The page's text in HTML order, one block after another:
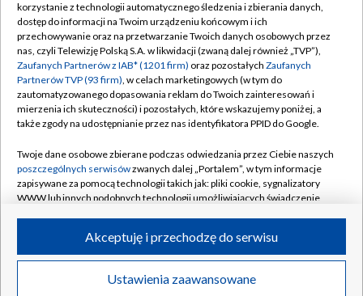
TVP
Abonament TVP
Emisja w TVP
Centrum informacji TVP
Naziemna Telewizja Cyfrowa
Rada Programowa
System NOS
Informacje o nadawcy
Program dla prasy
Regulamin TVP
Polityka prywatności
Moje zgody
Pomoc
Kontakt
Kanały
©2026 Telewizja Polska S.A. w likwidacji
korzystanie z technologii automatycznego śledzenia i zbierania danych,
dostęp do informacji na Twoim urządzeniu końcowym i ich
przechowywanie oraz na przetwarzanie Twoich danych osobowych przez
nas, czyli Telewizję Polską S.A. w likwidacji (zwaną dalej również „TVP”),
Zaufanych Partnerów z IAB* (1201 firm) oraz pozostałych Zaufanych
Partnerów TVP (93 firm), w celach marketingowych (w tym do
zautomatyzowanego dopasowania reklam do Twoich zainteresowań i
mierzenia ich skuteczności) i pozostałych, które wskazujemy poniżej, a
także zgody na udostępnianie przez nas identyfikatora PPID do Google.
Twoje dane osobowe zbierane podczas odwiedzania przez Ciebie naszych
poszczególnych serwisówzwanych dalej „Portalem”, w tym informacje
zapisywane za pomocą technologii takich jak: pliki cookie, sygnalizatory
WWW lub innych podobnych technologii umożliwiających świadczenie
ruchu w Internecie.
Twoje dane osobowe zbierane podczas odwiedzania przez Ciebie
poszczególnych serwisówna Portalu, takie jak adresy IP, identyfikatory
Ustawienia zaawansowane
Akceptuję i przechodzę do serwisu